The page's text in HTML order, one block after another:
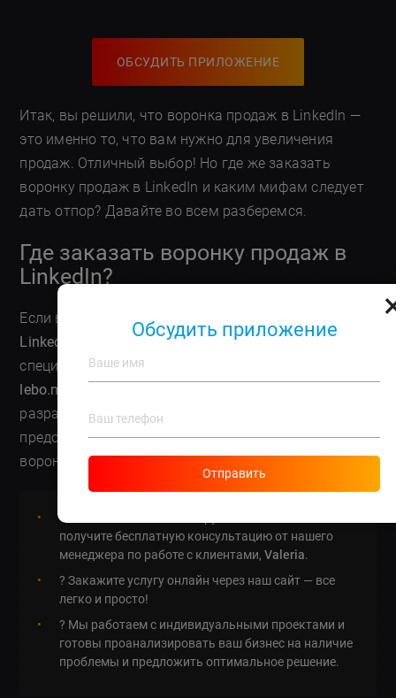
ОБСУДИТЬ ПРИЛОЖЕНИЕ
Итак, вы решили, что воронка продаж в LinkedIn —
это именно то, что вам нужно для увеличения
продаж. Отличный выбор! Но где же заказать
воронку продаж в LinkedIn и каким мифам следует
дать отпор? Давайте во всем разберемся.
Где заказать воронку продаж в
LinkedIn?
Если вы ищете,
где заказать воронку продаж в
LinkedIn
, лучшим вариантом будет обратиться в
специализированные IT-компании, такие как
lebo.md
разработки программного обеспечения и
предоставляем полный спектр услуг — от создания
воронок до технической поддержки.
? Позвоните нам по номеру
получите бесплатную консультацию от нашего
менеджера по работе с клиентами,Valeria.
? Закажите услугу онлайн через наш сайт — все
легко и просто!
? Мы работаем с индивидуальными проектами и
готовы проанализировать ваш бизнес на наличие
проблемы и предложить оптимальное решение.
Обсудить приложение
Отправить